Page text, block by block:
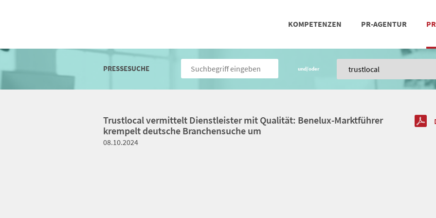
KOMPETENZEN PR-AGENTUR
PRESSESUCHE und/oder
Trustlocal vermittelt Dienstleister mit Qualität: Benelux-Marktführer
krempelt deutsche Branchensuche um
08.10.2024